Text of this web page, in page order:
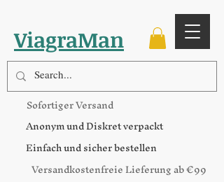
ViagraMan
Sofortiger Versand
Anonym und Diskret verpackt
Einfach und sicher bestellen
Versandkostenfreie Lieferung ab €99